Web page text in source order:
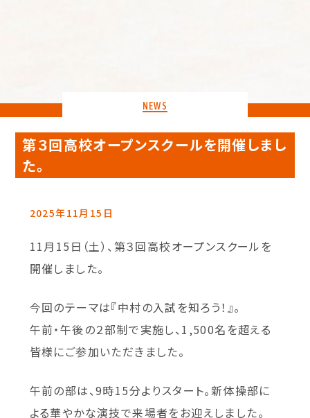
NEWS
第３回高校オープンスクールを開催しまし
た。
2025年11月15日
11月15日（土）、第３回高校オープンスクールを
開催しました。
今回のテーマは『中村の入試を知ろう！』。
午前・午後の２部制で実施し、1,500名を超える
皆様にご参加いただきました。
午前の部は、9時15分よりスタート。新体操部に
よる華やかな演技で来場者をお迎えしました。